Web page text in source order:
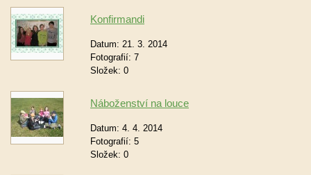
Konfirmandi
Datum: 21. 3. 2014
Fotografií: 7
Složek: 0
Náboženství na louce
Datum: 4. 4. 2014
Fotografií: 5
Složek: 0